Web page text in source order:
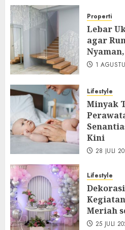
Properti
Lebar
agar
1
Lifestyle
Minyak
Kini
28 JULI
Lifestyle
Meriah
25 JULI